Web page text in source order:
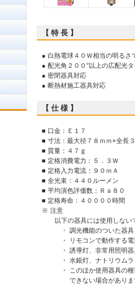
【 特 長 】
● 白熱電球４０Ｗ相当の明るさ
● 配光角２００°以上の広配光
● 密閉器具対応
● 断熱材施工器具対応
【 仕 様 】
■ 口金：Ｅ１７
■ 寸法：最大径７８ｍｍ×全長
■ 質量：４７ｇ
■ 定格消費電力：５．３Ｗ
■ 定格入力電流：９０ｍＡ
■ 全光束：４４０ルーメン
■ 平均演色評価数：Ｒａ８０
■ 定格寿命：４００００時間
※ 注意
以下の器具には使用しない
・ 調光機能のついた器具
・ リモコンで動作する電
・ 誘導灯、非常用照明器
・ 水銀灯、ナトリウムラン
・ このほか使用器具の種類
できない場合がありま